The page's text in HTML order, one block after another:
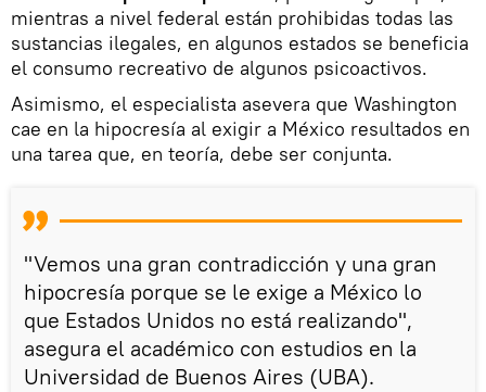
mientras a nivel federal están prohibidas todas las
sustancias ilegales, en algunos estados se beneficia
el consumo recreativo de algunos psicoactivos.
Asimismo, el especialista asevera que Washington
cae en la hipocresía al exigir a México resultados en
una tarea que, en teoría, debe ser conjunta.
"Vemos una gran contradicción y una gran
hipocresía porque se le exige a México lo
que Estados Unidos no está realizando",
asegura el académico con estudios en la
Universidad de Buenos Aires (UBA).